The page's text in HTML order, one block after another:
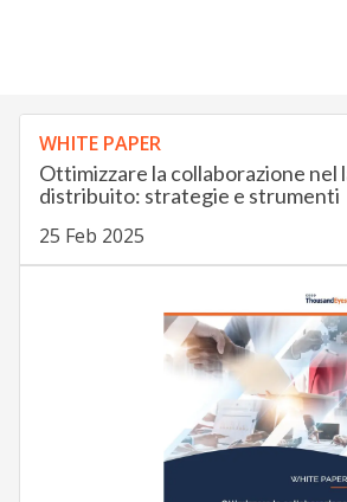
WHITE PAPER
Ottimizzare la collaborazione nel
distribuito: strategie e strumenti
25 Feb 2025